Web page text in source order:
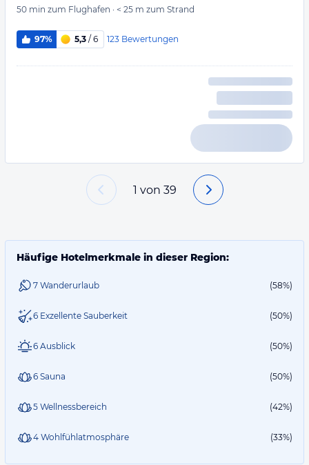
50 min zum Flughafen · < 25 m zum Strand
97% 5,3 / 6 123 Bewertungen
1 von 39
Häufige Hotelmerkmale in dieser Region:
7 Wanderurlaub (58%)
6 Exzellente Sauberkeit (50%)
6 Ausblick (50%)
6 Sauna (50%)
5 Wellnessbereich (42%)
4 Wohlfühlatmosphäre (33%)